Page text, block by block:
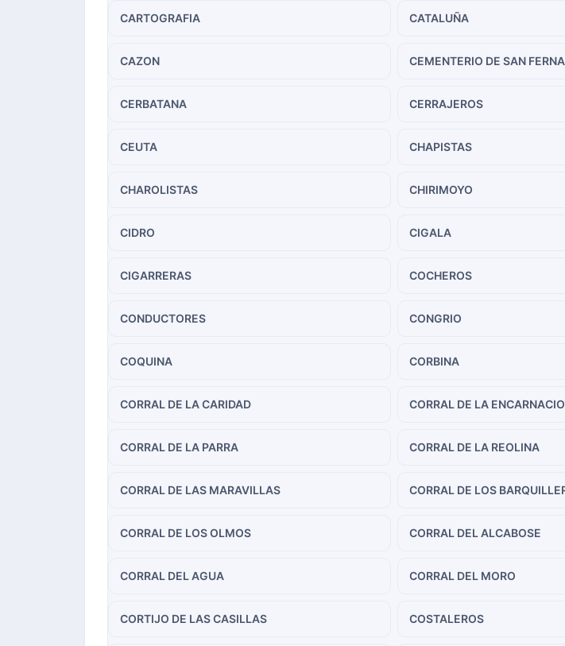
CARTOGRAFIA CATALUÑA
CAZON CEMENTERIO DE SAN
CERBATANA CERRAJEROS
CEUTA CHAPISTAS
CHAROLISTAS CHIRIMOYO
CIDRO CIGALA
CIGARRERAS COCHEROS
CONDUCTORES CONGRIO
COQUINA CORBINA
CORRAL DE LA CARIDAD CORRAL DE LA
CORRAL DE LA PARRA CORRAL DE LA REOLINA
CORRAL DE LAS MARAVILLAS CORRAL DE LOS
CORRAL DE LOS OLMOS CORRAL DEL ALCABOSE
CORRAL DEL AGUA CORRAL DEL MORO
CORTIJO DE LAS CASILLAS COSTALEROS